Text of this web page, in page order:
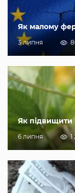
Як малому
3 липня
Як підвищити
6 липня 1